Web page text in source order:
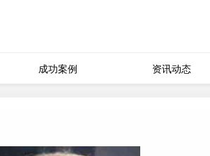
成功案例 资讯动态